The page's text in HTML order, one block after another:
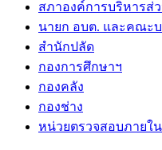
สภาองค์การบริหารส่
นายก อบต. และคณะ
สำนักปลัด
กองการศึกษาฯ
กองคลัง
กองช่าง
หน่วยตรวจสอบภายใน